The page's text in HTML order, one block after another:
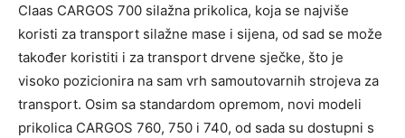
Claas CARGOS 700 silažna prikolica, koja se najviše
koristi za transport silažne mase i sijena, od sad se može
također koristiti i za transport drvene sječke, što je
visoko pozicionira na sam vrh samoutovarnih strojeva za
transport. Osim sa standardom opremom, novi modeli
prikolica CARGOS 760, 750 i 740, od sada su dostupni s